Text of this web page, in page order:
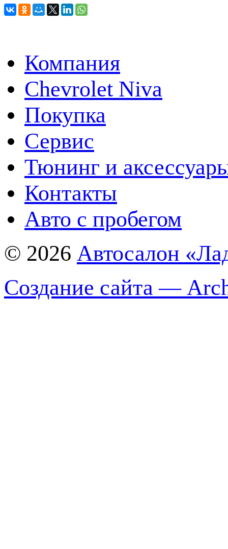
Компания
Chevrolet Niva
Покупка
Сервис
Тюнинг и
Контакты
Авто с пробегом
© 2026 Автосалон
Создание сайта —